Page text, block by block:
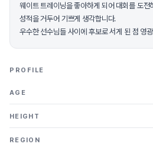
웨이트 트레이닝을 좋아하게 되어 대회를 도
성적을 거두어 기쁘게 생각합니다.
우수한 선수님들 사이에 후보로 서게 된 점 영
PROFILE
AGE
HEIGHT
REGION